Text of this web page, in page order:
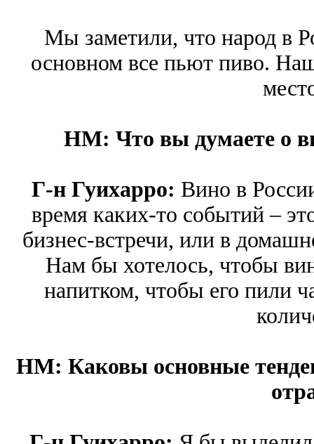
Мы заметили, что народ в
основном все пьют пиво.
HM: Что вы думаете о
Г-н Гуихарро: Вино в
время каких-то событий –
бизнес-встречи, или в
Нам бы хотелось, чтобы
напитком, чтобы его пили
HM: Каковы основные